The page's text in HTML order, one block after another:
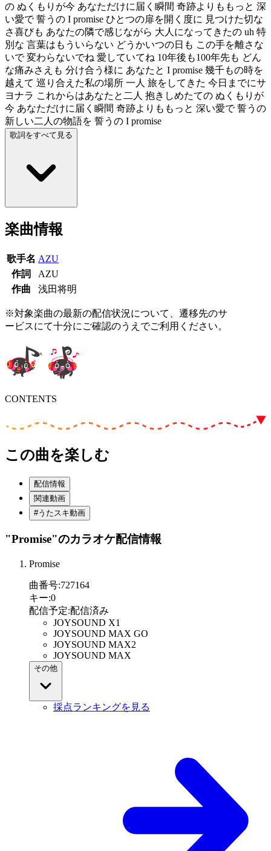
の ぬくもりが今 あなただけに届く瞬間 奇跡よりももっと 深
い愛で 誓うの I promise ひとつの扉を開く度に 見つけた切な
さ喜びも あなたの隣で感じながら 大人になってきたの uh 特
別な 言葉はもういらない どうかいつの日も この手を離さな
いで 変わらないでね 愛していてね 10年後も100年先も どん
な痛みさえも 分け合う様に あなたと I promise 幾千もの時を
越えて 巡り合えた私の場所 一人 旅をしてきた 今日までにサ
ヨナラ これからはあなたと二人 抱きしめたての ぬくもりが
今 あなただけに届く瞬間 奇跡よりももっと 深い愛で 誓うの
新しい二人の物語を 誓うの I promise
歌詞をすべて見る
楽曲情報
歌手名 AZU
作詞
AZU
作曲
浅田将明
※対象楽曲の最新の配信状況について、遷移先のサ
ービスにて十分にご確認のうえでご利用ください。
CONTENTS
この曲を楽しむ
配信情報
関連動画
#うたスキ動画
"Promise"のカラオケ配信情報
Promise
曲番号:727164
キー:0
配信予定:配信済み
JOYSOUND X1
JOYSOUND MAX GO
JOYSOUND MAX2
JOYSOUND MAX
その他
採点ランキングを見る